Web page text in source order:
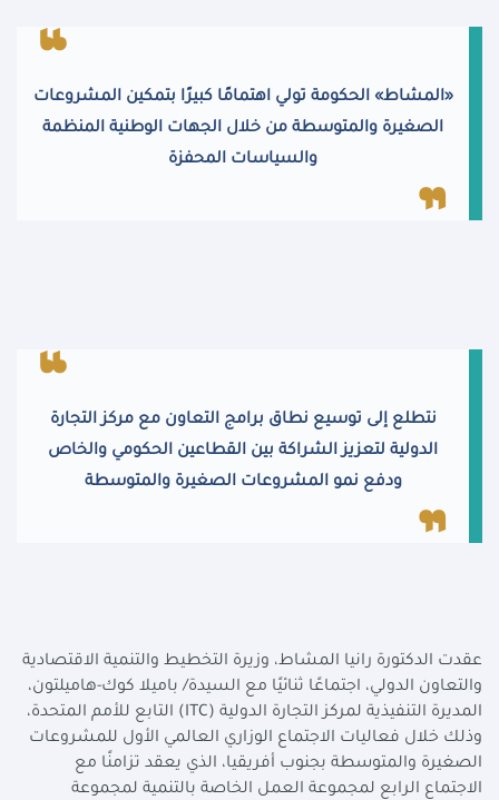
«المشاط» الحكومة تولي اهتمامًا كبيرًا بتمكين المشروعات
الصغيرة والمتوسطة من خلال الجهات الوطنية المنظمة
والسياسات المحفزة
نتطلع إلى توسيع نطاق برامج التعاون مع مركز التجارة
الدولية لتعزيز الشراكة بين القطاعين الحكومي والخاص
ودفع نمو المشروعات الصغيرة والمتوسطة
عقدت الدكتورة رانيا المشاط، وزيرة التخطيط والتنمية الاقتصادية
والتعاون الدولي، اجتماعًا ثنائيًا مع السيدة/ باميلا كوك-هاميلتون،
المديرة التنفيذية لمركز التجارة الدولية (ITC) التابع للأمم المتحدة،
وذلك خلال فعاليات الاجتماع الوزاري العالمي الأول للمشروعات
الصغيرة والمتوسطة بجنوب أفريقيا، الذي يعقد تزامنًا مع
الاجتماع الرابع لمجموعة العمل الخاصة بالتنمية لمجموعة